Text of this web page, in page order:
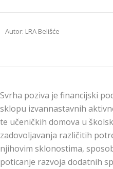
Autor: LRA Belišće
Svrha poziva je financijski
sklopu izvannastavnih
te učeničkih domova u
zadovoljavanja različitih
njihovim sklonostima,
poticanje razvoja dodatnih